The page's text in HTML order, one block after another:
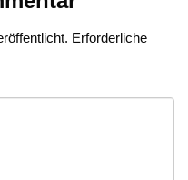
Erforderliche